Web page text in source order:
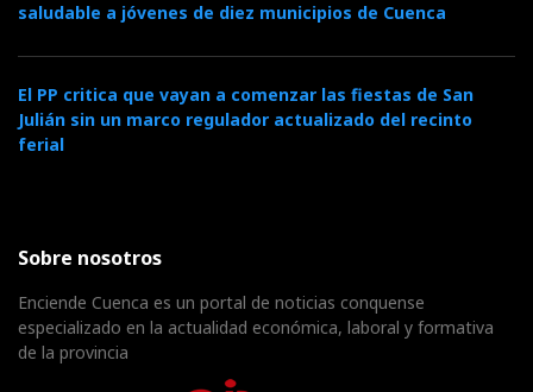
saludable a jóvenes de diez municipios de Cuenca
El PP critica que vayan a comenzar las fiestas de San
Julián sin un marco regulador actualizado del recinto
ferial
Sobre nosotros
Enciende Cuenca es un portal de noticias conquense
especializado en la actualidad económica, laboral y formativa
de la provincia